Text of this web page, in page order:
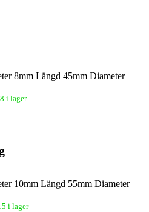
8mm Längd 45mm Diameter
8 i lager
10mm Längd 55mm Diameter
i lager